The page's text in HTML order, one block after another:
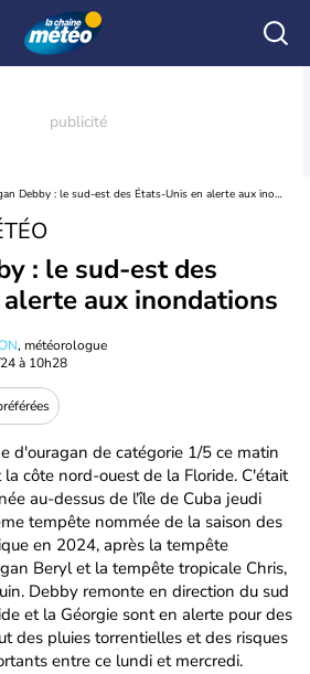
Ouragan Debby : le sud-est des États-Unis en alerte aux inondations
: le sud-est des
aux inondations
, météorologue
à 10h28
d'ouragan de catégorie 1/5 ce matin
côte nord-ouest de la Floride. C'était
au-dessus de l'île de Cuba jeudi
tempête nommée de la saison des
en 2024, après la tempête
Beryl et la tempête tropicale Chris,
Debby remonte en direction du sud
et la Géorgie sont en alerte pour des
des pluies torrentielles et des risques
entre ce lundi et mercredi.